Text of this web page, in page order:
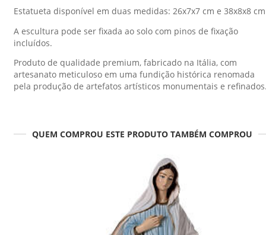
Estatueta disponível em duas medidas: 26x7x7 cm e 38x8x8
A escultura pode ser fixada ao solo com pinos de fixação
incluídos.
Produto de qualidade premium, fabricado na Itália, com
artesanato meticuloso em uma fundição histórica renomada
pela produção de artefatos artísticos monumentais e
QUEM COMPROU ESTE PRODUTO TAMBÉM COMPROU